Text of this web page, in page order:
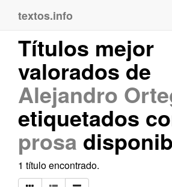
textos.info
Títulos mejor
valorados de
Alejandro
etiquetados
prosa
1 título encontrado.